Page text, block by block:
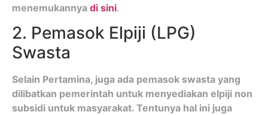
menemukannya di sini.
2. Pemasok Elpiji (LPG)
Swasta
Selain Pertamina, juga ada pemasok swasta yang
dilibatkan pemerintah untuk menyediakan elpiji non
subsidi untuk masyarakat. Tentunya hal ini juga